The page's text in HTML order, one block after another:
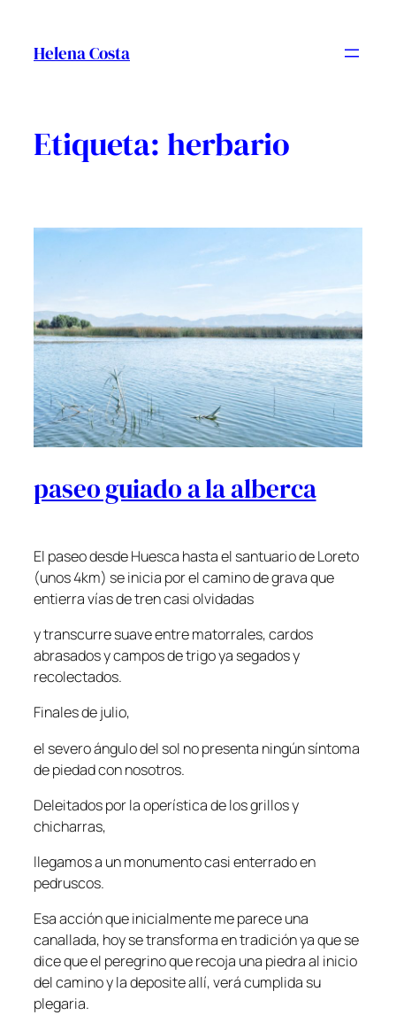
contingut
Helena Costa
Etiqueta: herbario
paseo guiado a la alberca
El paseo desde Huesca hasta el santuario de Loreto
(unos 4km) se inicia por el camino de grava que
entierra vías de tren casi olvidadas
y transcurre suave entre matorrales, cardos
abrasados y campos de trigo ya segados y
recolectados.
Finales de julio,
el severo ángulo del sol no presenta ningún síntoma
de piedad con nosotros.
Deleitados por la operística de los grillos y
chicharras,
llegamos a un monumento casi enterrado en
pedruscos.
Esa acción que inicialmente me parece una
canallada, hoy se transforma en tradición ya que se
dice que el peregrino que recoja una piedra al inicio
del camino y la deposite allí, verá cumplida su
plegaria.